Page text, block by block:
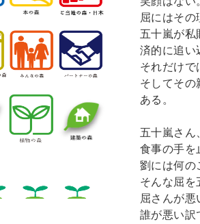
屈にはそ
五十嵐が私
済的に追い
それだけで
そしてその
ある。
五十嵐さん
食事の手を
劉には何の
そんな屈を
屈さんが
誰が悪い訳